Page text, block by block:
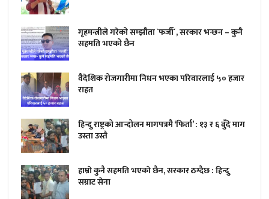
गृहमन्त्रीले गरेको सम्झौता `फर्जी´, सरकार भन्छन – कुनै
सहमति भएको छैन
वैदेशिक रोजगारीमा निधन भएका परिवारलाई ५० हजार
राहत
हिन्दु राष्ट्रको आन्दोलन मागपत्रमै ‘फिर्ता’ : १३ र ६ बुँदे माग
उस्ता उस्तै
हाम्राे कुनै सहमति भएकाे छैन, सरकार ठग्दैछ : हिन्दु
सम्राट सेना